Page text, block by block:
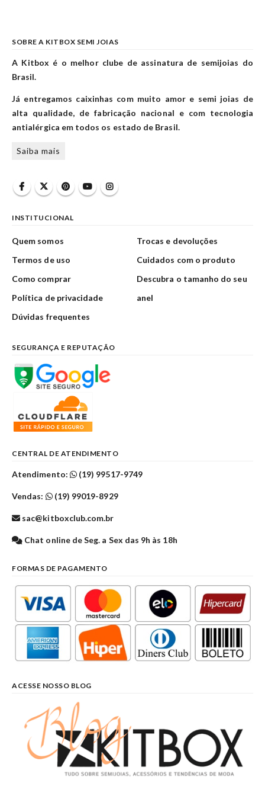
SOBRE A KITBOX SEMI JOIAS
A Kitbox é o melhor clube de assinatura de semijoias do
Brasil.
Já entregamos caixinhas com muito amor e semi joias de
alta qualidade, de fabricação nacional e com tecnologia
antialérgica em todos os estado de Brasil.
Saiba mais
INSTITUCIONAL
Quem somos
Termos de uso
Como comprar
Política de privacidade
Dúvidas frequentes
Trocas e devoluções
Cuidados com o produto
Descubra o tamanho do seu
anel
SEGURANÇA E REPUTAÇÃO
CENTRAL DE ATENDIMENTO
Atendimento: (19) 99517-9749
Vendas: (19) 99019-8929
sac@kitboxclub.com.br
Chat online de Seg. a Sex das 9h às 18h
FORMAS DE PAGAMENTO
ACESSE NOSSO BLOG